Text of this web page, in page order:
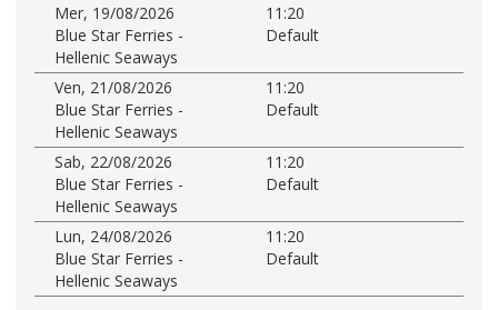
Mer, 19/08/2026
11:20
Blue Star Ferries -
Hellenic Seaways
Default
Ven, 21/08/2026
11:20
Blue Star Ferries -
Hellenic Seaways
Default
Sab, 22/08/2026
11:20
Blue Star Ferries -
Hellenic Seaways
Default
Lun, 24/08/2026
11:20
Blue Star Ferries -
Hellenic Seaways
Default